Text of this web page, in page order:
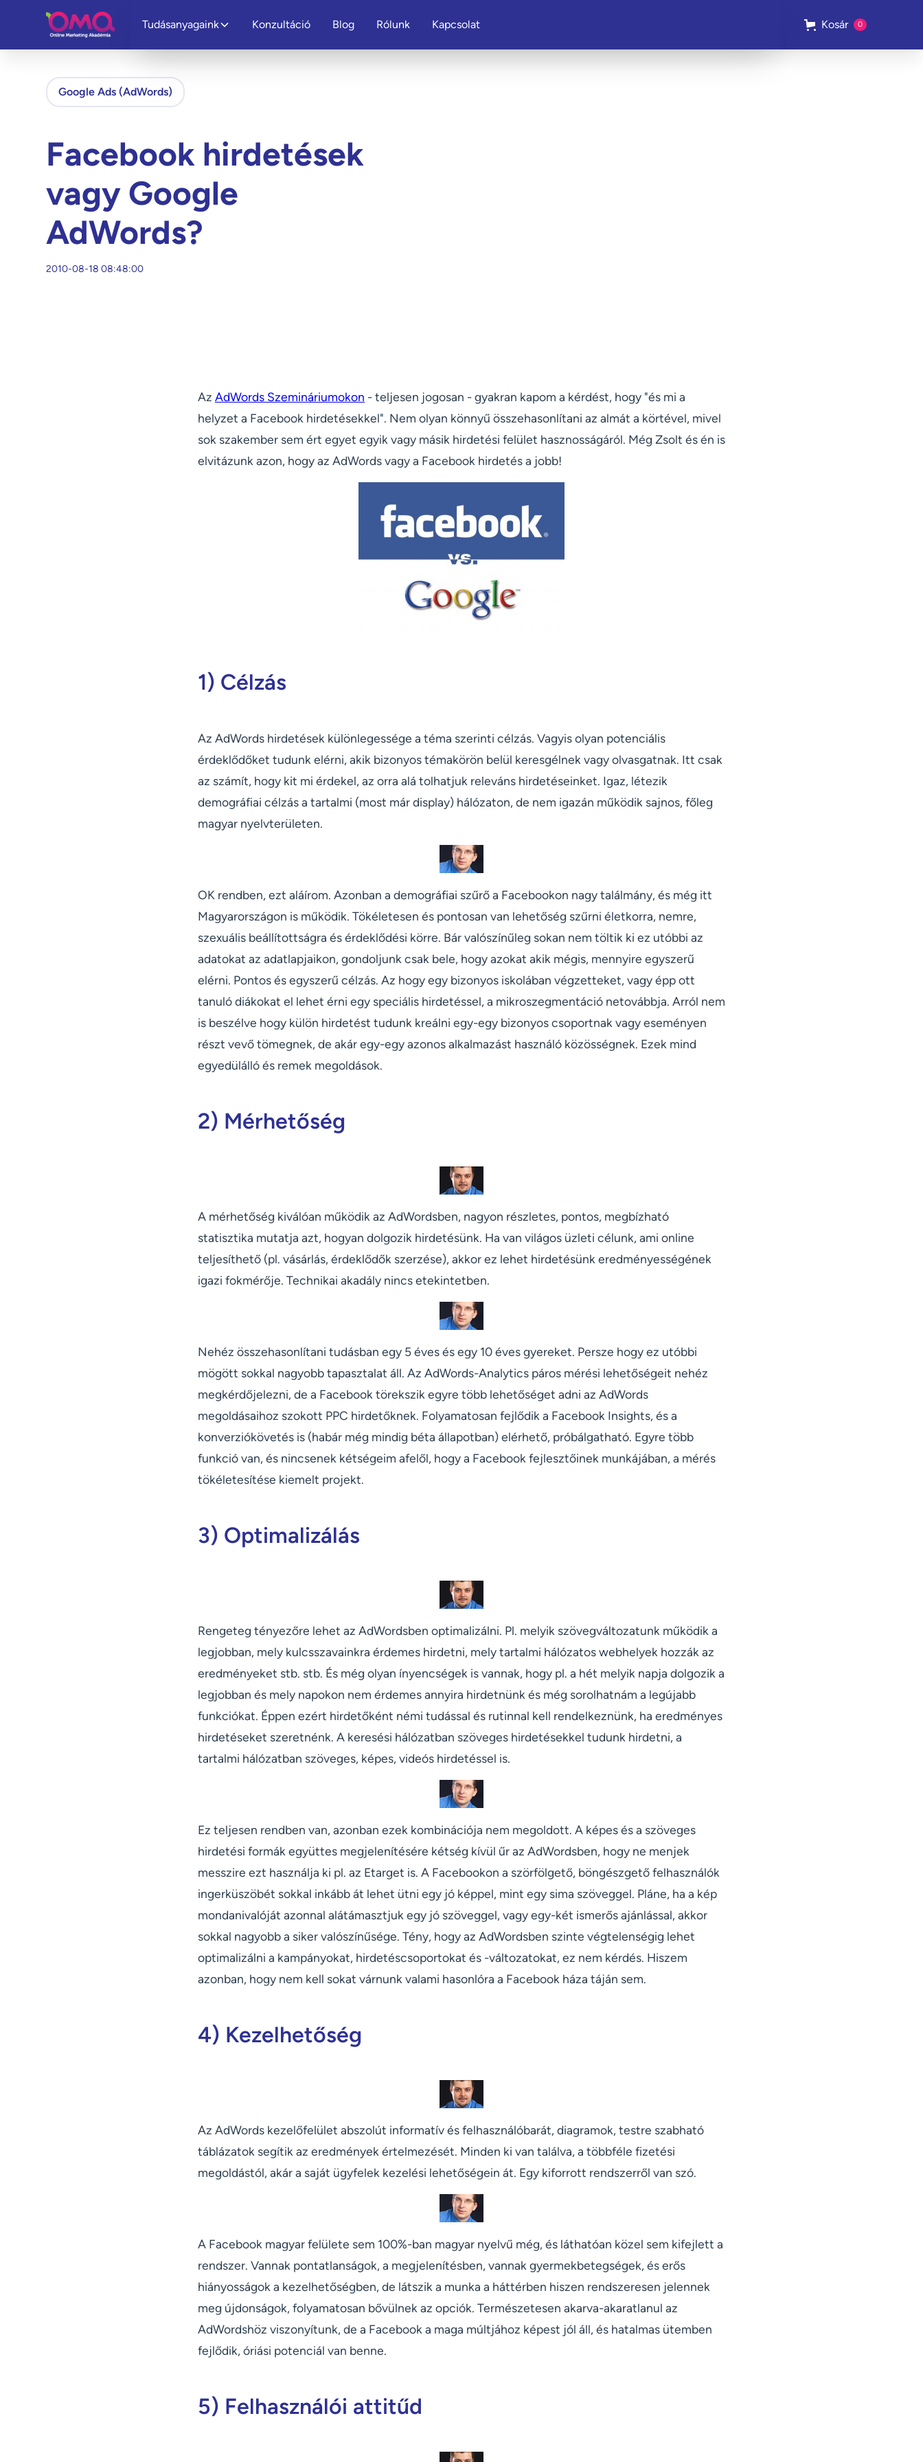
Tudásanyagaink Konzultáció Blog Rólunk Kapcsolat Kosár 0
Google Ads (AdWords)
Facebook hirdetések
vagy Google
AdWords?
2010-08-18 08:48:00
Az AdWords Szemináriumokon - teljesen jogosan - gyakran kapom a kérdést, hogy "és mi a
helyzet a Facebook hirdetésekkel". Nem olyan könnyű összehasonlítani az almát a körtével, mivel
sok szakember sem ért egyet egyik vagy másik hirdetési felület hasznosságáról. Még Zsolt és én is
elvitázunk azon, hogy az AdWords vagy a Facebook hirdetés a jobb!
1) Célzás
Az AdWords hirdetések különlegessége a téma szerinti célzás. Vagyis olyan potenciális
érdeklődőket tudunk elérni, akik bizonyos témakörön belül keresgélnek vagy olvasgatnak. Itt csak
az számít, hogy kit mi érdekel, az orra alá tolhatjuk releváns hirdetéseinket. Igaz, létezik
demográfiai célzás a tartalmi (most már display) hálózaton, de nem igazán működik sajnos, főleg
magyar nyelvterületen.
OK rendben, ezt aláírom. Azonban a demográfiai szűrő a Facebookon nagy találmány, és még itt
Magyarországon is működik. Tökéletesen és pontosan van lehetőség szűrni életkorra, nemre,
szexuális beállítottságra és érdeklődési körre. Bár valószínűleg sokan nem töltik ki ez utóbbi az
adatokat az adatlapjaikon, gondoljunk csak bele, hogy azokat akik mégis, mennyire egyszerű
elérni. Pontos és egyszerű célzás. Az hogy egy bizonyos iskolában végzetteket, vagy épp ott
tanuló diákokat el lehet érni egy speciális hirdetéssel, a mikroszegmentáció netovábbja. Arról nem
is beszélve hogy külön hirdetést tudunk kreálni egy-egy bizonyos csoportnak vagy eseményen
részt vevő tömegnek, de akár egy-egy azonos alkalmazást használó közösségnek. Ezek mind
egyedülálló és remek megoldások.
2) Mérhetőség
A mérhetőség kiválóan működik az AdWordsben, nagyon részletes, pontos, megbízható
statisztika mutatja azt, hogyan dolgozik hirdetésünk. Ha van világos üzleti célunk, ami online
teljesíthető (pl. vásárlás, érdeklődők szerzése), akkor ez lehet hirdetésünk eredményességének
igazi fokmérője. Technikai akadály nincs etekintetben.
Nehéz összehasonlítani tudásban egy 5 éves és egy 10 éves gyereket. Persze hogy ez utóbbi
mögött sokkal nagyobb tapasztalat áll. Az AdWords-Analytics páros mérési lehetőségeit nehéz
megkérdőjelezni, de a Facebook törekszik egyre több lehetőséget adni az AdWords
megoldásaihoz szokott PPC hirdetőknek. Folyamatosan fejlődik a Facebook Insights, és a
konverziókövetés is (habár még mindig béta állapotban) elérhető, próbálgatható. Egyre több
funkció van, és nincsenek kétségeim afelől, hogy a Facebook fejlesztőinek munkájában, a mérés
tökéletesítése kiemelt projekt.
3) Optimalizálás
Rengeteg tényezőre lehet az AdWordsben optimalizálni. Pl. melyik szövegváltozatunk működik a
legjobban, mely kulcsszavainkra érdemes hirdetni, mely tartalmi hálózatos webhelyek hozzák az
eredményeket stb. stb. És még olyan ínyencségek is vannak, hogy pl. a hét melyik napja dolgozik a
legjobban és mely napokon nem érdemes annyira hirdetnünk és még sorolhatnám a legújabb
funkciókat. Éppen ezért hirdetőként némi tudással és rutinnal kell rendelkeznünk, ha eredményes
hirdetéseket szeretnénk. A keresési hálózatban szöveges hirdetésekkel tudunk hirdetni, a
tartalmi hálózatban szöveges, képes, videós hirdetéssel is.
Ez teljesen rendben van, azonban ezek kombinációja nem megoldott. A képes és a szöveges
hirdetési formák együttes megjelenítésére kétség kívül űr az AdWordsben, hogy ne menjek
messzire ezt használja ki pl. az Etarget is. A Facebookon a szörfölgető, böngészgető felhasználók
ingerküszöbét sokkal inkább át lehet ütni egy jó képpel, mint egy sima szöveggel. Pláne, ha a kép
mondanivalóját azonnal alátámasztjuk egy jó szöveggel, vagy egy-két ismerős ajánlással, akkor
sokkal nagyobb a siker valószínűsége. Tény, hogy az AdWordsben szinte végtelenségig lehet
optimalizálni a kampányokat, hirdetéscsoportokat és -változatokat, ez nem kérdés. Hiszem
azonban, hogy nem kell sokat várnunk valami hasonlóra a Facebook háza táján sem.
4) Kezelhetőség
Az AdWords kezelőfelület abszolút informatív és felhasználóbarát, diagramok, testre szabható
táblázatok segítik az eredmények értelmezését. Minden ki van találva, a többféle fizetési
megoldástól, akár a saját ügyfelek kezelési lehetőségein át. Egy kiforrott rendszerről van szó.
A Facebook magyar felülete sem 100%-ban magyar nyelvű még, és láthatóan közel sem kifejlett a
rendszer. Vannak pontatlanságok, a megjelenítésben, vannak gyermekbetegségek, és erős
hiányosságok a kezelhetőségben, de látszik a munka a háttérben hiszen rendszeresen jelennek
meg újdonságok, folyamatosan bővülnek az opciók. Természetesen akarva-akaratlanul az
AdWordshöz viszonyítunk, de a Facebook a maga múltjához képest jól áll, és hatalmas ütemben
fejlődik, óriási potenciál van benne.
5) Felhasználói attitűd